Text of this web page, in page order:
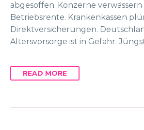
abgesoffen. Konzerne verwässern
Betriebsrente. Krankenkassen
Direktversicherungen.
Altersvorsorge ist in Gefahr.
READ MORE